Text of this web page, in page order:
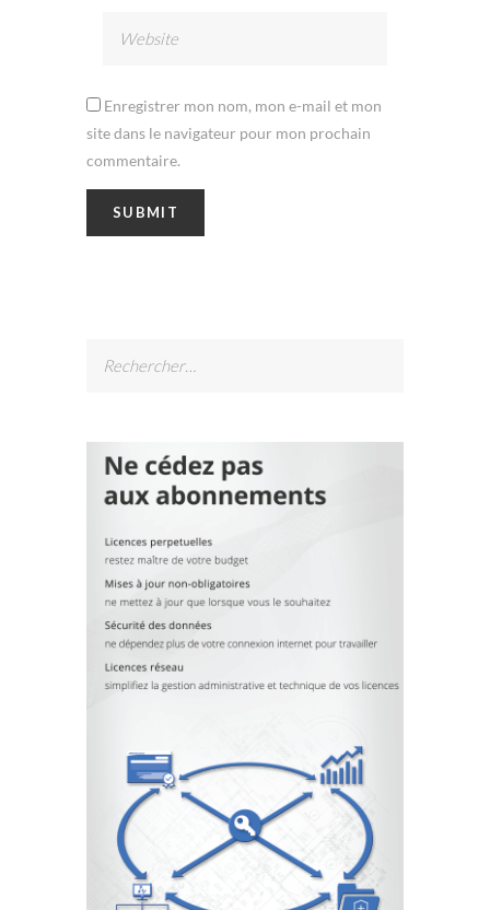
Enregistrer mon nom, mon e-mail et mon
site dans le navigateur pour mon prochain
commentaire.